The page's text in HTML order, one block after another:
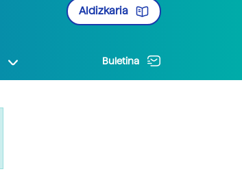
Aldizkaria
Buletina